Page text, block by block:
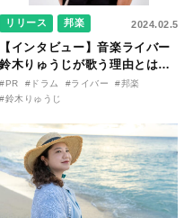
リリース 邦楽 2024.02.5
【インタビュー】音楽ライバー
鈴木りゅうじが歌う理由とは？
「僕にとって歌うことは“挑
戦”で、叩くことは“表現”」
#PR #ドラム #ライバー
#邦楽
#鈴木りゅうじ